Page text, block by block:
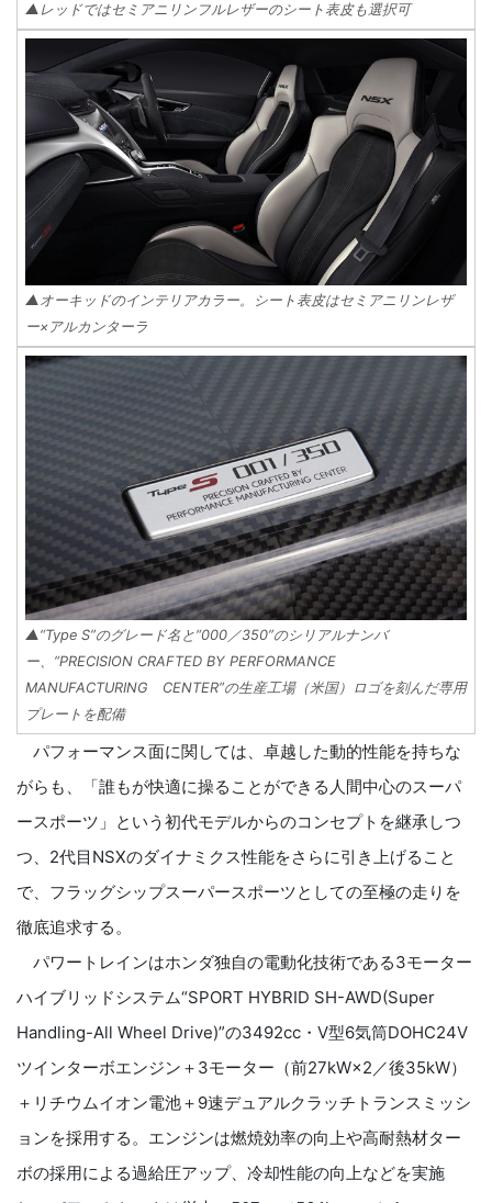
▲レッドではセミアニリンフルレザーのシート表皮も選択可
▲オーキッドのインテリアカラー。シート表皮はセミアニリンレザ
ー×アルカンターラ
▲“Type S”のグレード名と“000／350”のシリアルナンバ
ー、“PRECISION CRAFTED BY PERFORMANCE
MANUFACTURING CENTER”の生産工場（米国）ロゴを刻んだ専用
プレートを配備
パフォーマンス面に関しては、卓越した動的性能を持ちな
がらも、「誰もが快適に操ることができる人間中心のスーパ
ースポーツ」という初代モデルからのコンセプトを継承しつ
つ、2代目NSXのダイナミクス性能をさらに引き上げること
で、フラッグシップスーパースポーツとしての至極の走りを
徹底追求する。
パワートレインはホンダ独自の電動化技術である3モーター
ハイブリッドシステム“SPORT HYBRID SH-AWD(Super
Handling-All Wheel Drive)”の3492cc・V型6気筒DOHC24V
ツインターボエンジン＋3モーター（前27kW×2／後35kW）
＋リチウムイオン電池＋9速デュアルクラッチトランスミッシ
ョンを採用する。エンジンは燃焼効率の向上や高耐熱材ター
ボの採用による過給圧アップ、冷却性能の向上などを実施